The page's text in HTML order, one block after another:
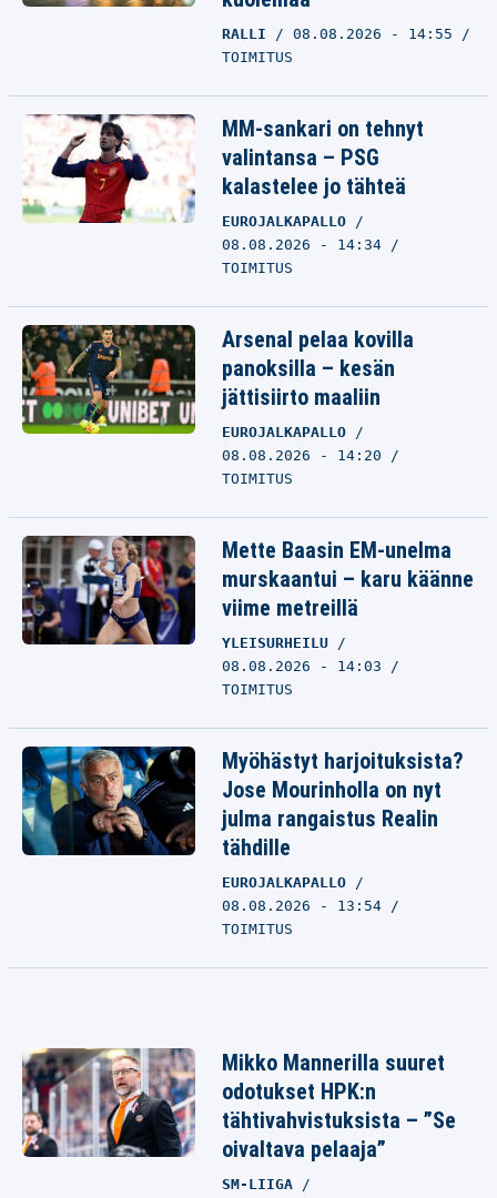
RALLI
08.08.2026 - 14:55
TOIMITUS
MM-sankari on tehnyt
valintansa – PSG
kalastelee jo tähteä
EUROJALKAPALLO
08.08.2026 - 14:34
TOIMITUS
Arsenal pelaa kovilla
panoksilla – kesän
jättisiirto maaliin
EUROJALKAPALLO
08.08.2026 - 14:20
TOIMITUS
Mette Baasin EM-unelma
murskaantui – karu käänne
viime metreillä
YLEISURHEILU
08.08.2026 - 14:03
TOIMITUS
Myöhästyt harjoituksista?
Jose Mourinholla on nyt
julma rangaistus Realin
tähdille
EUROJALKAPALLO
08.08.2026 - 13:54
TOIMITUS
Mikko Mannerilla suuret
odotukset HPK:n
tähtivahvistuksista – ”Se
oivaltava pelaaja”
SM-LIIGA